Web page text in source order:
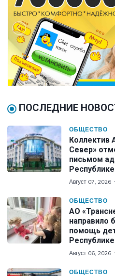
ПОСЛЕДНИЕ
ОБЩЕСТВО
Коллектив
Север»
письмом
Август 07, 2026
ОБЩЕСТВО
АО
направило
помощь
Август 06, 2026
ОБЩЕСТВО